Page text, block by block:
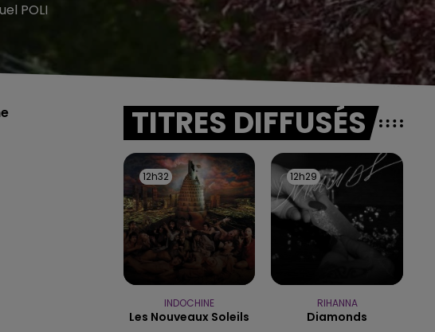
POLI
TITRES DIFFUSÉS
12h32
12h32
INDOCHINE
Les Nouveaux Soleils
12h29
12h29
RIHANNA
Diamonds